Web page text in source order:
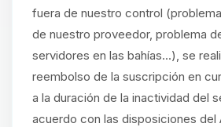
fuera de nuestro control
de nuestro proveedor, problema
servidores en las bahías...), se
reembolso de la suscripción en
a la duración de la inactividad del
acuerdo con las disposiciones del